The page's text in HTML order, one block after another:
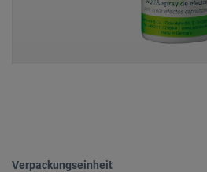
Verpackungseinheit